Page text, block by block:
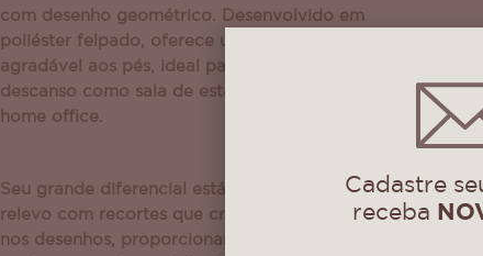
com desenho geométrico. Desenvolvido em
poliéster felpado, oferece um toque macio e
agradável aos pés, ideal para áreas de
descanso como sala de estar, quarto ou
home office.
Seu grande diferencial está no efeito em
relevo com recortes que criam profundidade
nos desenhos, proporcionando aparência
Cadastre
receba